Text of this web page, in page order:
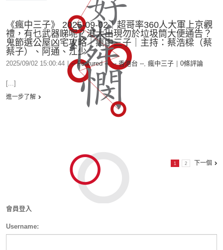
《瘋中三子》 2025-09-02｜超哥率360人大軍上京觀
禮，有乜武器睇呢？港大出現勿於垃圾筒大便通告？
鬼節選公屋凶宅攻略｜瘋中三子｜主持：蔡浩樑（蔡
蔡子）、阿通、江少
2025/09/02 15:00:44 -- Featured --,-- 香港台 --, 瘋中三子 0條評論
[...]
進一步了解
1 2 下一個
會員登入
Username: